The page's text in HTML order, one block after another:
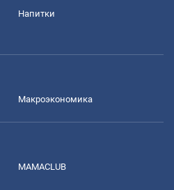
Напитки
Mакроэкономика
MAMACLUB